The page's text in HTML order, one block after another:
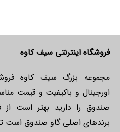
فروشگاه اینترنتی سیف کاوه
مجموعه بزرگ سیف کاوه
اورجینال و باکیفیت و قیمت
صندوق را دارید بهتر است از
برندهای اصلی گاو صندوق است